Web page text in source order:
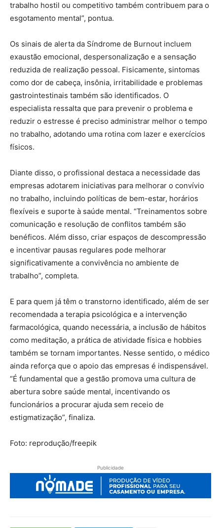
trabalho hostil ou competitivo também contribuem para o
esgotamento mental”, pontua.
Os sinais de alerta da Síndrome de Burnout incluem
exaustão emocional, despersonalização e a sensação
reduzida de realização pessoal. Fisicamente, sintomas
como dor de cabeça, insônia, irritabilidade e problemas
gastrointestinais também são identificados. O
especialista ressalta que para prevenir o problema e
reduzir o estresse é preciso administrar melhor o tempo
no trabalho, adotando uma rotina com lazer e exercícios
físicos.
Diante disso, o profissional destaca a necessidade das
empresas adotarem iniciativas para melhorar o convívio
no trabalho, incluindo políticas de bem-estar, horários
flexíveis e suporte à saúde mental. “Treinamentos sobre
comunicação e resolução de conflitos também são
benéficos. Além disso, criar espaços de descompressão
e incentivar pausas regulares pode melhorar
significativamente a convivência no ambiente de
trabalho”, completa.
E para quem já têm o transtorno identificado, além de ser
recomendada a terapia psicológica e a intervenção
farmacológica, quando necessária, a inclusão de hábitos
como meditação, a prática de atividade física e hobbies
também se tornam importantes. Nesse sentido, o médico
ainda reforça que o apoio das empresas é indispensável.
“É fundamental que a gestão promova uma cultura de
abertura sobre saúde mental, incentivando os
funcionários a procurar ajuda sem receio de
estigmatização”, finaliza.
Foto: reprodução/freepik
Publicidade